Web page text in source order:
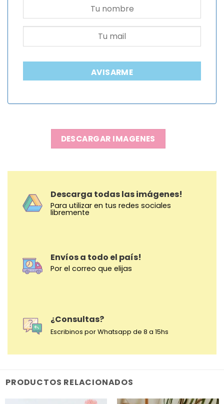
AVISARME
DESCARGAR IMAGENES
Descarga todas las imágenes!
Para utilizar en tus redes sociales
libremente
Envíos a todo el país!
Por el correo que elijas
¿Consultas?
Escribinos por Whatsapp de 8 a 15hs
PRODUCTOS RELACIONADOS